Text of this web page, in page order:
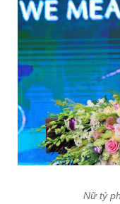
Nữ tỷ